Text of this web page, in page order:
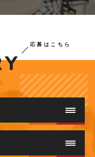
応募はこちら